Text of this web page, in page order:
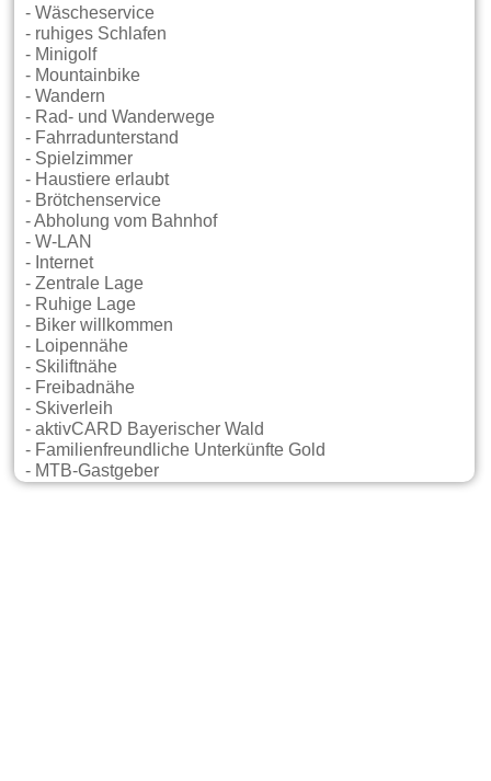
- Wäscheservice
- ruhiges Schlafen
- Minigolf
- Mountainbike
- Wandern
- Rad- und Wanderwege
- Fahrradunterstand
- Spielzimmer
- Haustiere erlaubt
- Brötchenservice
- Abholung vom Bahnhof
- W-LAN
- Internet
- Zentrale Lage
- Ruhige Lage
- Biker willkommen
- Loipennähe
- Skiliftnähe
- Freibadnähe
- Skiverleih
- aktivCARD Bayerischer Wald
- Familienfreundliche Unterkünfte Gold
- MTB-Gastgeber